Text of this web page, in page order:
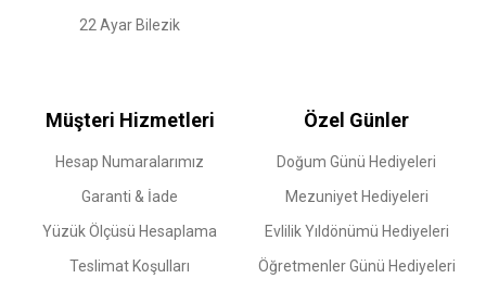
22 Ayar Bilezik
Müşteri Hizmetleri
Hesap Numaralarımız
Garanti & İade
Yüzük Ölçüsü Hesaplama
Teslimat Koşulları
Özel Günler
Doğum Günü Hediyeleri
Mezuniyet Hediyeleri
Evlilik Yıldönümü Hediyeleri
Öğretmenler Günü Hediyeleri